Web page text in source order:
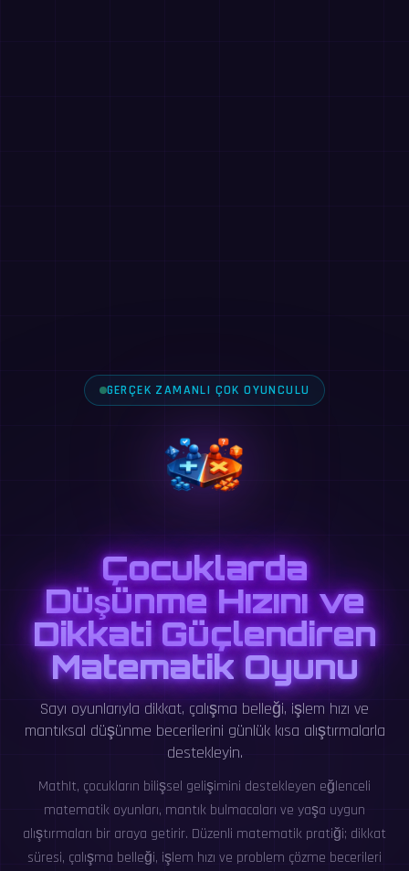
GERÇEK ZAMANLI ÇOK OYUNCULU
Çocuklarda
Düşünme Hızını ve
Dikkati Güçlendiren
Matematik Oyunu
Sayı oyunlarıyla dikkat, çalışma belleği, işlem hızı ve
mantıksal düşünme becerilerini günlük kısa alıştırmalarla
destekleyin.
MathIt, çocukların bilişsel gelişimini destekleyen eğlenceli
matematik oyunları, mantık bulmacaları ve yaşa uygun
alıştırmaları bir araya getirir. Düzenli matematik pratiği; dikkat
süresi, çalışma belleği, işlem hızı ve problem çözme becerileri